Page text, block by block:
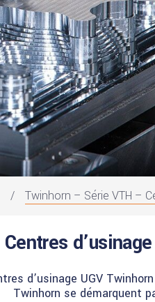
Twinhorn – Série VTH –
Centres
d’usinage UGV
Twinhorn se démarquent